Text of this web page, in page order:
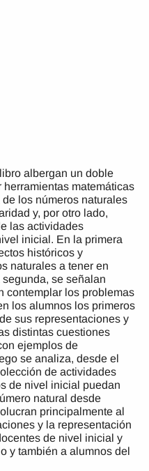
albergan un doble
matemáticas
los números naturales
y, por otro lado,
las actividades
inicial. En la primera
históricos y
naturales a tener en
se señalan
contemplar los problemas
los alumnos los primeros
sus representaciones y
distintas cuestiones
ejemplos de
se analiza, desde el
de actividades
de nivel inicial puedan
natural desde
principalmente al
y la representación
de nivel inicial y
y también a alumnos del